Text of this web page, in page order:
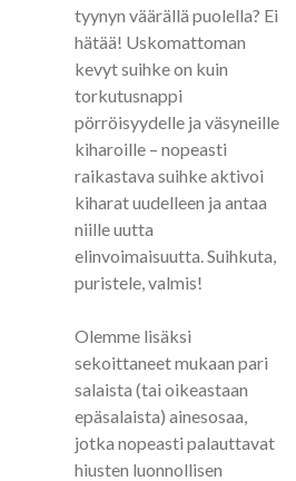
tyynyn väärällä puolella? Ei
hätää! Uskomattoman
kevyt suihke on kuin
torkutusnappi
pörröisyydelle ja väsyneille
kiharoille – nopeasti
raikastava suihke aktivoi
kiharat uudelleen ja antaa
niille uutta
elinvoimaisuutta. Suihkuta,
puristele, valmis!
Olemme lisäksi
sekoittaneet mukaan pari
salaista (tai oikeastaan
epäsalaista) ainesosaa,
jotka nopeasti palauttavat
hiusten luonnollisen